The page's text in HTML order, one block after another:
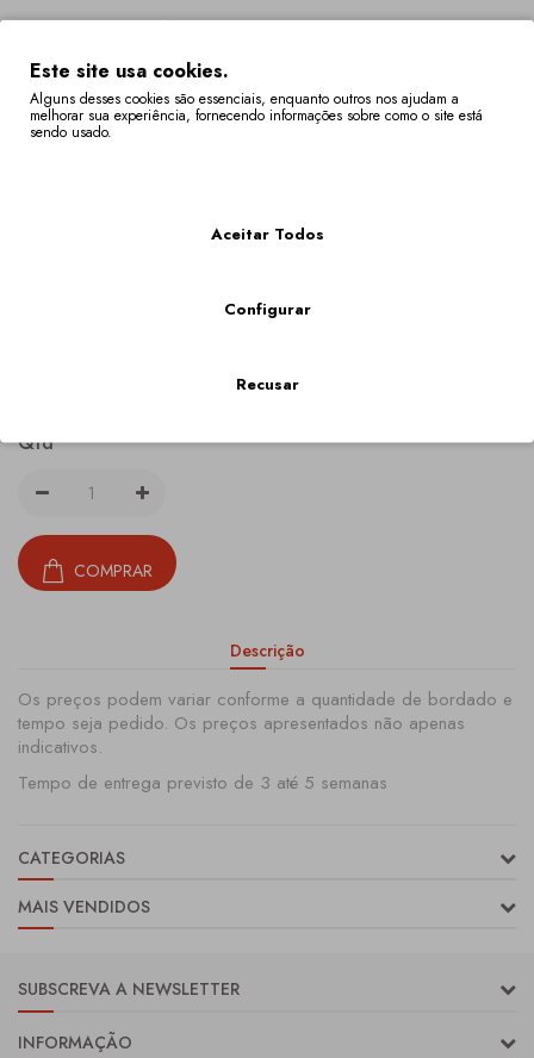
Opcões Disponíveis
Observações Gerais
Qtd
COMPRAR
Descrição
Os preços podem variar conforme a quantidade de bordado e
tempo seja pedido. Os preços apresentados não apenas
indicativos.
Tempo de entrega previsto de 3 até 5 semanas
CATEGORIAS
MAIS VENDIDOS
SUBSCREVA A NEWSLETTER
INFORMAÇÃO
Este site usa cookies.
Alguns desses cookies são essenciais, enquanto outros nos ajudam a
melhorar sua experiência, fornecendo informações sobre como o site está
sendo usado.
Aceitar Todos
Configurar
Recusar